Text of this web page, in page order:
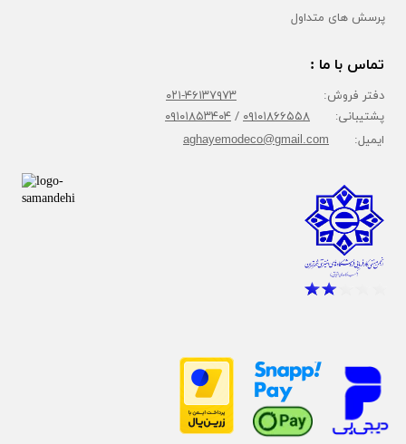
پرسش های متداول
تماس با ما :
دفتر فروش: ۴۶۱۳۷۹۷۳-۰۲۱
پشتیبانی: ۰۹۱۰۱۸۶۶۵۵۸/۰۹۱۰۱۸۵۳۴۰۴
ایمیل: aghayemodeco@gmail.com